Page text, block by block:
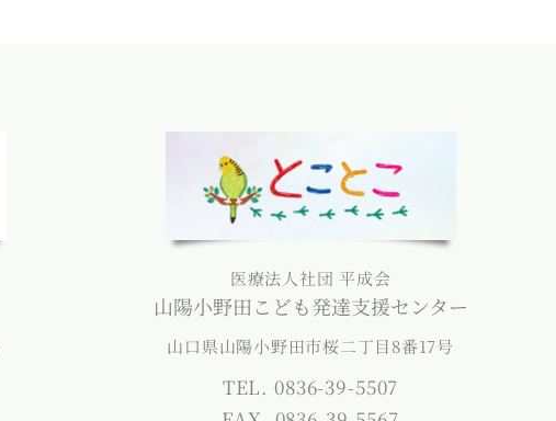
医療法人社団 平成会
山陽小野田こども発達支援センター
山口県山陽小野田市桜二丁目8番17号
TEL. 0836-39-5507